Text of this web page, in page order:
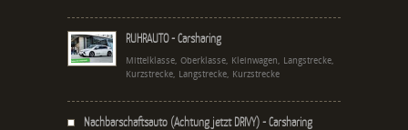
RUHRAUTO - Carsharing
Mittelklasse, Oberklasse, Kleinwagen, Langstrecke,
Kurzstrecke, Langstrecke, Kurzstrecke
Nachbarschaftsauto (Achtung jetzt DRIVY) - Carsharing